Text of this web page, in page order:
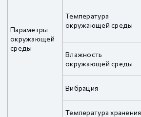
Параметры
окружающей
среды
Температура
окружающей среды
Влажность
окружающей среды
Вибрация
Температура хранения